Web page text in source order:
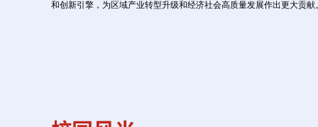
和创新引擎，为区域产业转型升级和经济社会高质量发展作出更大贡献